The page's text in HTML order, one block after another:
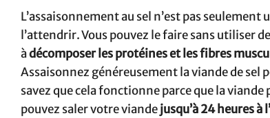
L’assaisonnement au sel n’est pas seulement
l’attendrir. Vous pouvez le faire sans utiliser
àdécomposer les protéines et les fibres
Assaisonnez généreusement la viande de sel
savez que cela fonctionne parce que la
pouvez saler votre viandejusqu’à 24 heures à